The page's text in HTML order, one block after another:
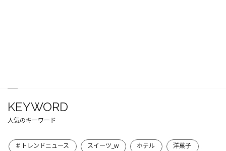
KEYWORD
人気のキーワード
＃トレンドニュース スイーツ_w ホテル
洋菓子